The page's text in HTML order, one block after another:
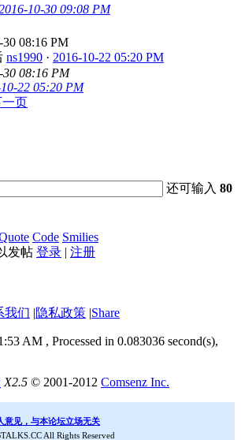
10-30 09:08 PM
30 08:16 PM
ns1990 · 2016-10-22 05:20 PM
30 08:16 PM
22 05:20 PM
一页
还可输入80
Code Smilies
发帖 登录 | 注册
我们 |隐私政策 |Share
AM , Processed in 0.083036 second(s),
X2.5 © 2001-2012 Comsenz Inc.
意见，与本论坛立场无关
All Rights Reserved